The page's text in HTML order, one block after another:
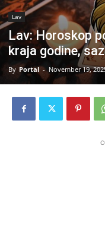
Lav
Lav: Horoskop
kraja godine,
By Portal - November 19,